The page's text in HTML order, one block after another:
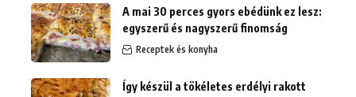
A mai 30 perces gyors ebédünk ez lesz:
egyszerű és nagyszerű finomság
Receptek és konyha
Így készül a tökéletes erdélyi rakott